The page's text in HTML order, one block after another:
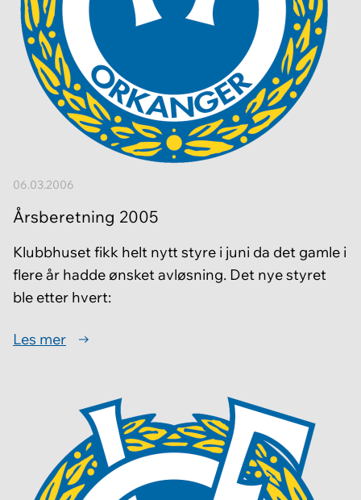
06.03.2006
Årsberetning 2005
Klubbhuset fikk helt nytt styre i juni da det gamle i
flere år hadde ønsket avløsning. Det nye styret
ble etter hvert:
Les mer